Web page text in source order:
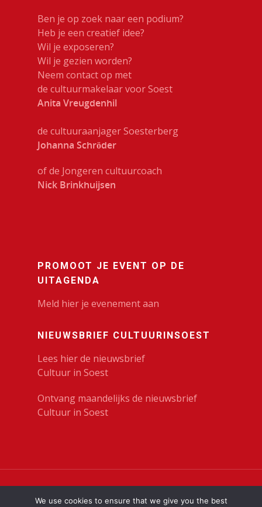
Ben je op zoek naar een podium?
Heb je een creatief idee?
Wil je exposeren?
Wil je gezien worden?
Neem contact op met
de cultuurmakelaar voor Soest
Anita Vreugdenhil
de cultuuraanjager Soesterberg
Johanna Schröder
of de Jongeren cultuurcoach
Nick Brinkhuijsen
PROMOOT JE EVENT OP DE
UITAGENDA
Meld hier je evenement aan
NIEUWSBRIEF CULTUURINSOEST
Lees hier de nieuwsbrief
Cultuur in Soest
Ontvang maandelijks de nieuwsbrief
Cultuur in Soest
© 2023 Cultuur in Soest | KunstenHuis |Privacy
Verklaring
We use cookies to ensure that we give you the best